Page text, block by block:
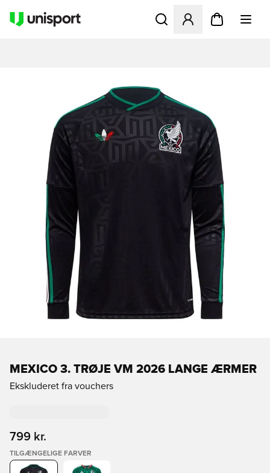
Åbner en Modal til at
MEXICO 3. TRØJE VM 2026 LANGE ÆRMER
Ekskluderet fra vouchers
799 kr.
TILGÆNGELIGE FARVER